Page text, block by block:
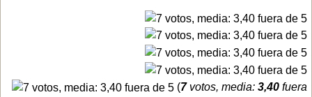
(7votos, media: 3,40 fuera